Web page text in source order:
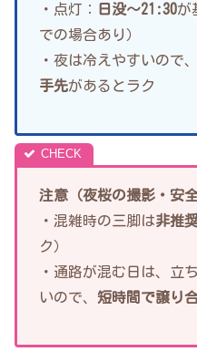
・点灯：
日没〜21:30が
での場合あり）
・夜は冷えやすいので、
手先があるとラク
注意（夜桜の撮影・安全
・混雑時の三脚は非推
ク）
・通路が混む日は、立
いので、 短時間で譲り